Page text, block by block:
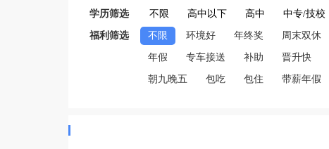
学历筛选 不限 高中以下 高中 中专/技校
福利筛选 不限 环境好 年终奖 周末双休
年假 专车接送 补助 晋升快
朝九晚五 包吃 包住 带薪年假